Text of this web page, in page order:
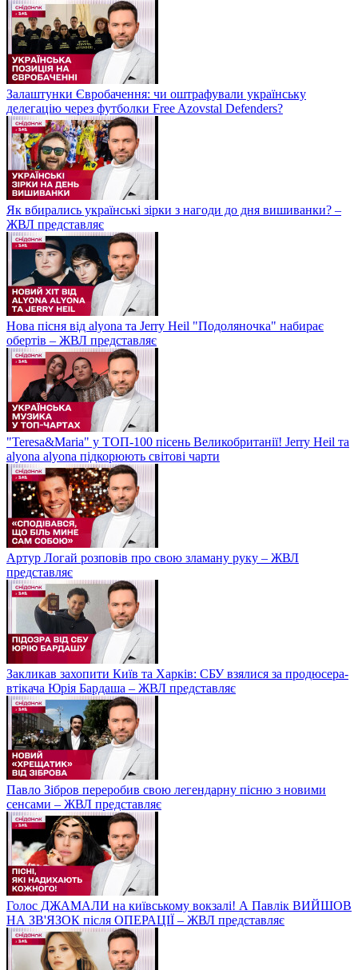
Залаштунки Євробачення: чи оштрафували українську
делегацію через футболки Free Azovstal Defenders?
Як вбирались українські зірки з нагоди до дня вишиванки? –
ЖВЛ представляє
Нова пісня від alyona та Jerry Heil "Подоляночка" набирає
обертів – ЖВЛ представляє
"Teresa&Maria" у ТОП-100 пісень Великобританії! Jerry Heil та
alyona alyona підкорюють світові чарти
Артур Логай розповів про свою зламану руку – ЖВЛ
представляє
Закликав захопити Київ та Харків: СБУ взялися за продюсера-
втікача Юрія Бардаша – ЖВЛ представляє
Павло Зібров переробив свою легендарну пісню з новими
сенсами – ЖВЛ представляє
Голос ДЖАМАЛИ на київському вокзалі! А Павлік ВИЙШОВ
НА ЗВ'ЯЗОК після ОПЕРАЦІЇ – ЖВЛ представляє